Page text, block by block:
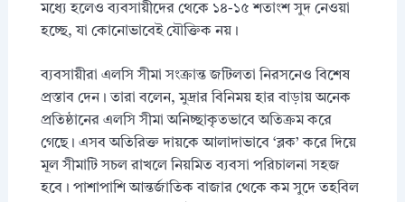
মধ্যে হলেও ব্যবসায়ীদের থেকে ১৪-১৫ শতাংশ সুদ নেওয়া
হচ্ছে, যা কোনোভাবেই যৌক্তিক নয়।
ব্যবসায়ীরা এলসি সীমা সংক্রান্ত জটিলতা নিরসনেও বিশেষ
প্রস্তাব দেন। তারা বলেন, মুদ্রার বিনিময় হার বাড়ায় অনেক
প্রতিষ্ঠানের এলসি সীমা অনিচ্ছাকৃতভাবে অতিক্রম করে
গেছে। এসব অতিরিক্ত দায়কে আলাদাভাবে ‘ব্লক’ করে দিয়ে
মূল সীমাটি সচল রাখলে নিয়মিত ব্যবসা পরিচালনা সহজ
হবে। পাশাপাশি আন্তর্জাতিক বাজার থেকে কম সুদে তহবিল